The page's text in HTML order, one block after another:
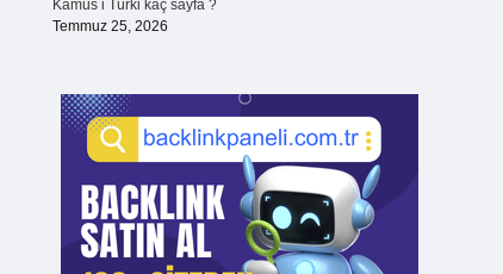
Kamus i Türki kaç sayfa ?
Temmuz 25, 2026